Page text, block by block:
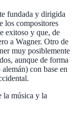
fundada y dirigida
los compositores
exitoso y que, de
a Wagner. Otro de
muy posiblemente
aunque de forma
con base en
la música y la